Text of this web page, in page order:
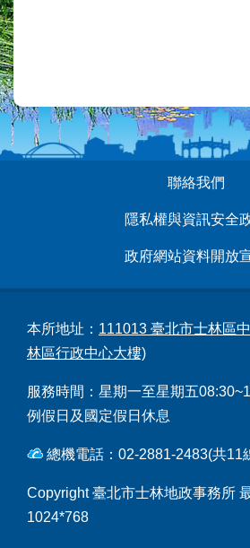
聯絡我們
隱私權與資訊安全
政府網站資料開放
本所地址： 111013 臺北市士林區
林區行政中心大樓)
服務時間：星期一至星期五
例假日及國定假日休息
總機電話：02-2881-2483(共11
Copyright 臺北市士林地政事務所
1024*768